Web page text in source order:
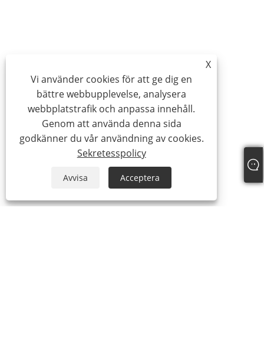
X
Vi använder cookies för att ge dig en
bättre webbupplevelse, analysera
webbplatstrafik och anpassa innehåll.
Genom att använda denna sida
godkänner du vår användning av cookies.
Sekretesspolicy
Avvisa Acceptera